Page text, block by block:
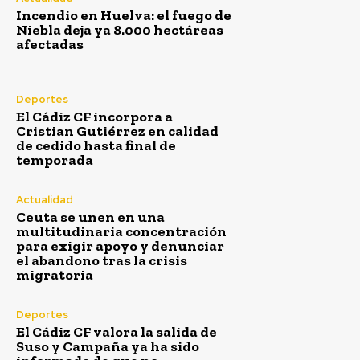
Incendio en Huelva: el fuego de
Niebla deja ya 8.000 hectáreas
afectadas
Deportes
El Cádiz CF incorpora a
Cristian Gutiérrez en calidad
de cedido hasta final de
temporada
Actualidad
Ceuta se unen en una
multitudinaria concentración
para exigir apoyo y denunciar
el abandono tras la crisis
migratoria
Deportes
El Cádiz CF valora la salida de
Suso y Campaña ya ha sido